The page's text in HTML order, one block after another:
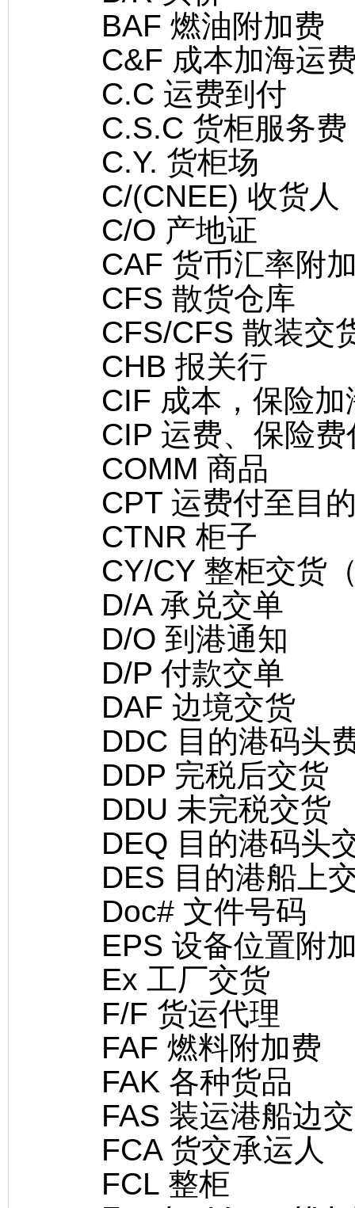
BAF 燃油附加费
C&F 成本加海运
C.C 运费到付
C.S.C 货柜服务费
C.Y. 货柜场
C/(CNEE) 收货人
C/O 产地证
CAF 货币汇率附
CFS 散货仓库
CFS/CFS 散装交
CHB 报关行
CIF 成本，保险加
CIP 运费、保险费
COMM 商品
CPT 运费付至目
CTNR 柜子
CY/CY 整柜交货（
D/A 承兑交单
D/O 到港通知
D/P 付款交单
DAF 边境交货
DDC 目的港码头
DDP 完税后交货
DDU 未完税交货
DEQ 目的港码头
DES 目的港船上
Doc# 文件号码
EPS 设备位置附
Ex 工厂交货
F/F 货运代理
FAF 燃料附加费
FAK 各种货品
FAS 装运港船边
FCA 货交承运人
FCL 整柜